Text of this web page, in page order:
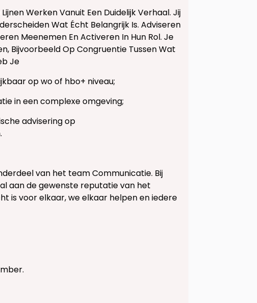
Werken Vanuit Een Duidelijk Verhaal. Jij
Wat Écht Belangrijk Is. Adviseren
Meenemen En Activeren In Hun Rol. Je
Bijvoorbeeld Op Congruentie Tussen Wat
Je
op wo of hbo+ niveau;
in een complexe omgeving;
advisering op
van het team Communicatie. Bij
aan de gewenste reputatie van het
is voor elkaar, we elkaar helpen en iedere